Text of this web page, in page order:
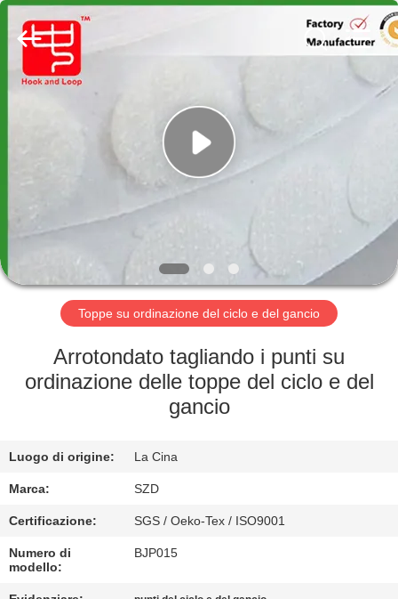
CASA.
PRODOTTI
SU
NOI
VISITA
DELLA
FABBRICA
DELLA
QUALITÀ
CONTATTACI
Shenzhen
Zhongda
Hook
Toppe su ordinazione del ciclo e del gancio
Arrotondato tagliando i punti su
ordinazione delle toppe del ciclo e del
gancio
Luogo di origine: La Cina
Marca: SZD
Certificazione: SGS / Oeko-Tex / ISO9001
Numero di
modello:
BJP015